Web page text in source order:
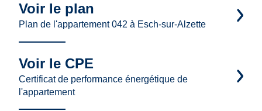
Voir le plan
Plan de l'appartement 042 à Esch-sur-Alzette
Voir le CPE
Certificat de performance énergétique de
l'appartement